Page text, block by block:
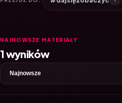
NAJNOWSZE MATERIAŁY
1 wyników